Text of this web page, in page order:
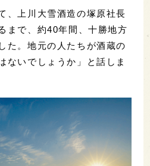
、上川大雪酒造の塚原社長
まで、約40年間、十勝地方
た。地元の人たちが酒蔵の
ないでしょうか」と話しま